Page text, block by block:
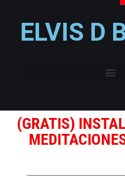
ELVIS D
(GRATIS)